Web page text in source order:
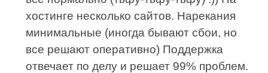
хостинге несколько сайтов. Нарекания
минимальные (иногда бывают сбои, но
все решают оперативно) Поддержка
отвечает по делу и решает 99% проблем.